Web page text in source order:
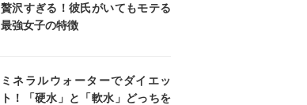
贅沢すぎる！彼氏がいてもモテる
最強女子の特徴
ミネラルウォーターでダイエッ
ト！「硬水」と「軟水」どっちを